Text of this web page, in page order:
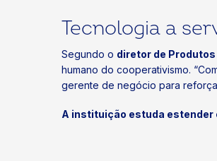
Tecnologia a
Segundo o diretor de Produtos
humano do cooperativismo.
gerente de negócio para
A instituição estuda estender